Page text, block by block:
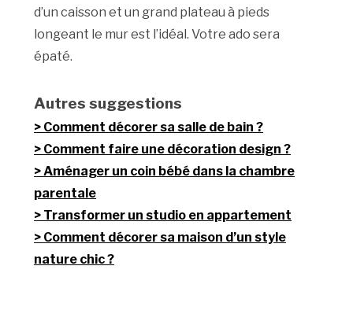
d’un caisson et un grand plateau à pieds
longeant le mur est l’idéal. Votre ado sera
épaté.
Autres suggestions
Comment décorer sa salle de bain ?
Comment faire une décoration design ?
Aménager un coin bébé dans la chambre
parentale
Transformer un studio en appartement
Comment décorer sa maison d’un style
nature chic ?